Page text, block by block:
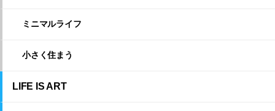
ミニマルライフ
小さく住まう
LIFE IS ART